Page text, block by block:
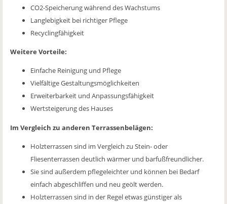
CO2-Speicherung während des Wachstums
Langlebigkeit bei richtiger Pflege
Recyclingfähigkeit
Weitere Vorteile:
Einfache Reinigung und Pflege
Vielfältige Gestaltungsmöglichkeiten
Erweiterbarkeit und Anpassungsfähigkeit
Wertsteigerung des Hauses
Im Vergleich zu anderen Terrassenbelägen:
Holzterrassen sind im Vergleich zu Stein- oder
Fliesenterrassen deutlich wärmer und barfußfreundlicher.
Sie sind außerdem pflegeleichter und können bei Bedarf
einfach abgeschliffen und neu geölt werden.
Holzterrassen sind in der Regel etwas günstiger als